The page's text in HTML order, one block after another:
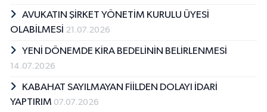
AVUKATIN ŞİRKET YÖNETİM KURULU ÜYESİ
OLABİLMESİ 21.07.2026
YENİ DÖNEMDE KİRA BEDELİNİN BELİRLENMESİ
14.07.2026
KABAHAT SAYILMAYAN FİİLDEN DOLAYI İDARİ
YAPTIRIM 07.07.2026